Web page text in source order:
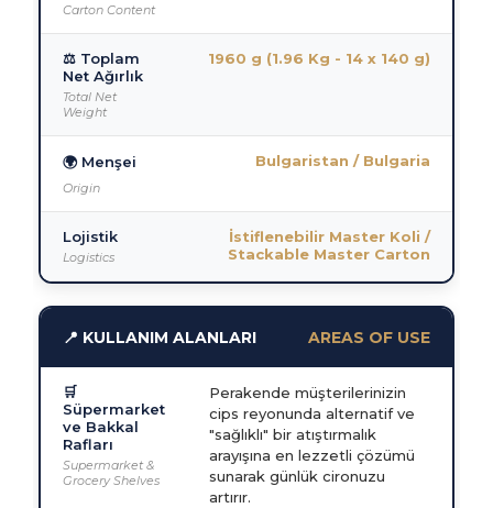
Carton Content
⚖️ Toplam
Net Ağırlık
Total Net
Weight
1960 g (1.96 Kg - 14 x 140 g)
🌍 Menşei
Origin
Bulgaristan / Bulgaria
Lojistik
Logistics
İstiflenebilir Master Koli /
Stackable Master Carton
📍 KULLANIM ALANLARI AREAS OF USE
🛒
Süpermarket
ve Bakkal
Rafları
Supermarket &
Grocery Shelves
Perakende müşterilerinizin
cips reyonunda alternatif ve
"sağlıklı" bir atıştırmalık
arayışına en lezzetli çözümü
sunarak günlük cironuzu
artırır.